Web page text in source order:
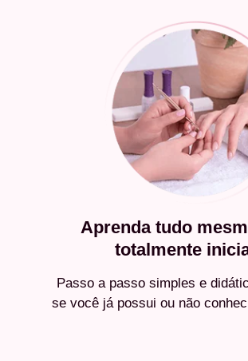
Aprenda tudo
totalmente
Passo a passo simples e
se você já possui ou não